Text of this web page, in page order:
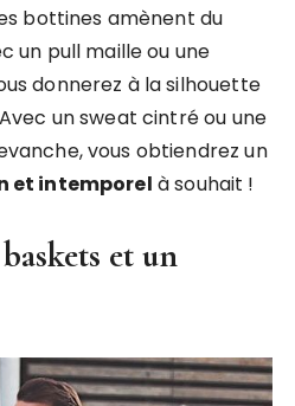
bottines amènent du
un pull maille ou une
donnerez à la silhouette
un sweat cintré ou une
vous obtiendrez un
et intemporel à souhait !
et un